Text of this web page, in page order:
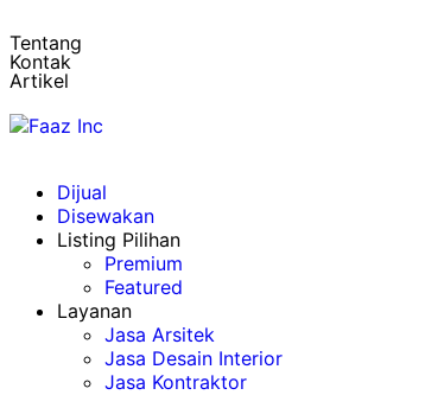
Tentang
Kontak
Artikel
Dijual
Disewakan
Listing Pilihan
Premium
Featured
Layanan
Jasa Arsitek
Jasa Desain Interior
Jasa Kontraktor